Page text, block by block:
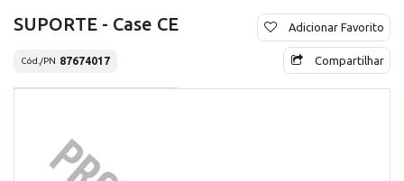
SUPORTE - Case CE
Cód./PN 87674017
Adicionar Favorito
Compartilhar